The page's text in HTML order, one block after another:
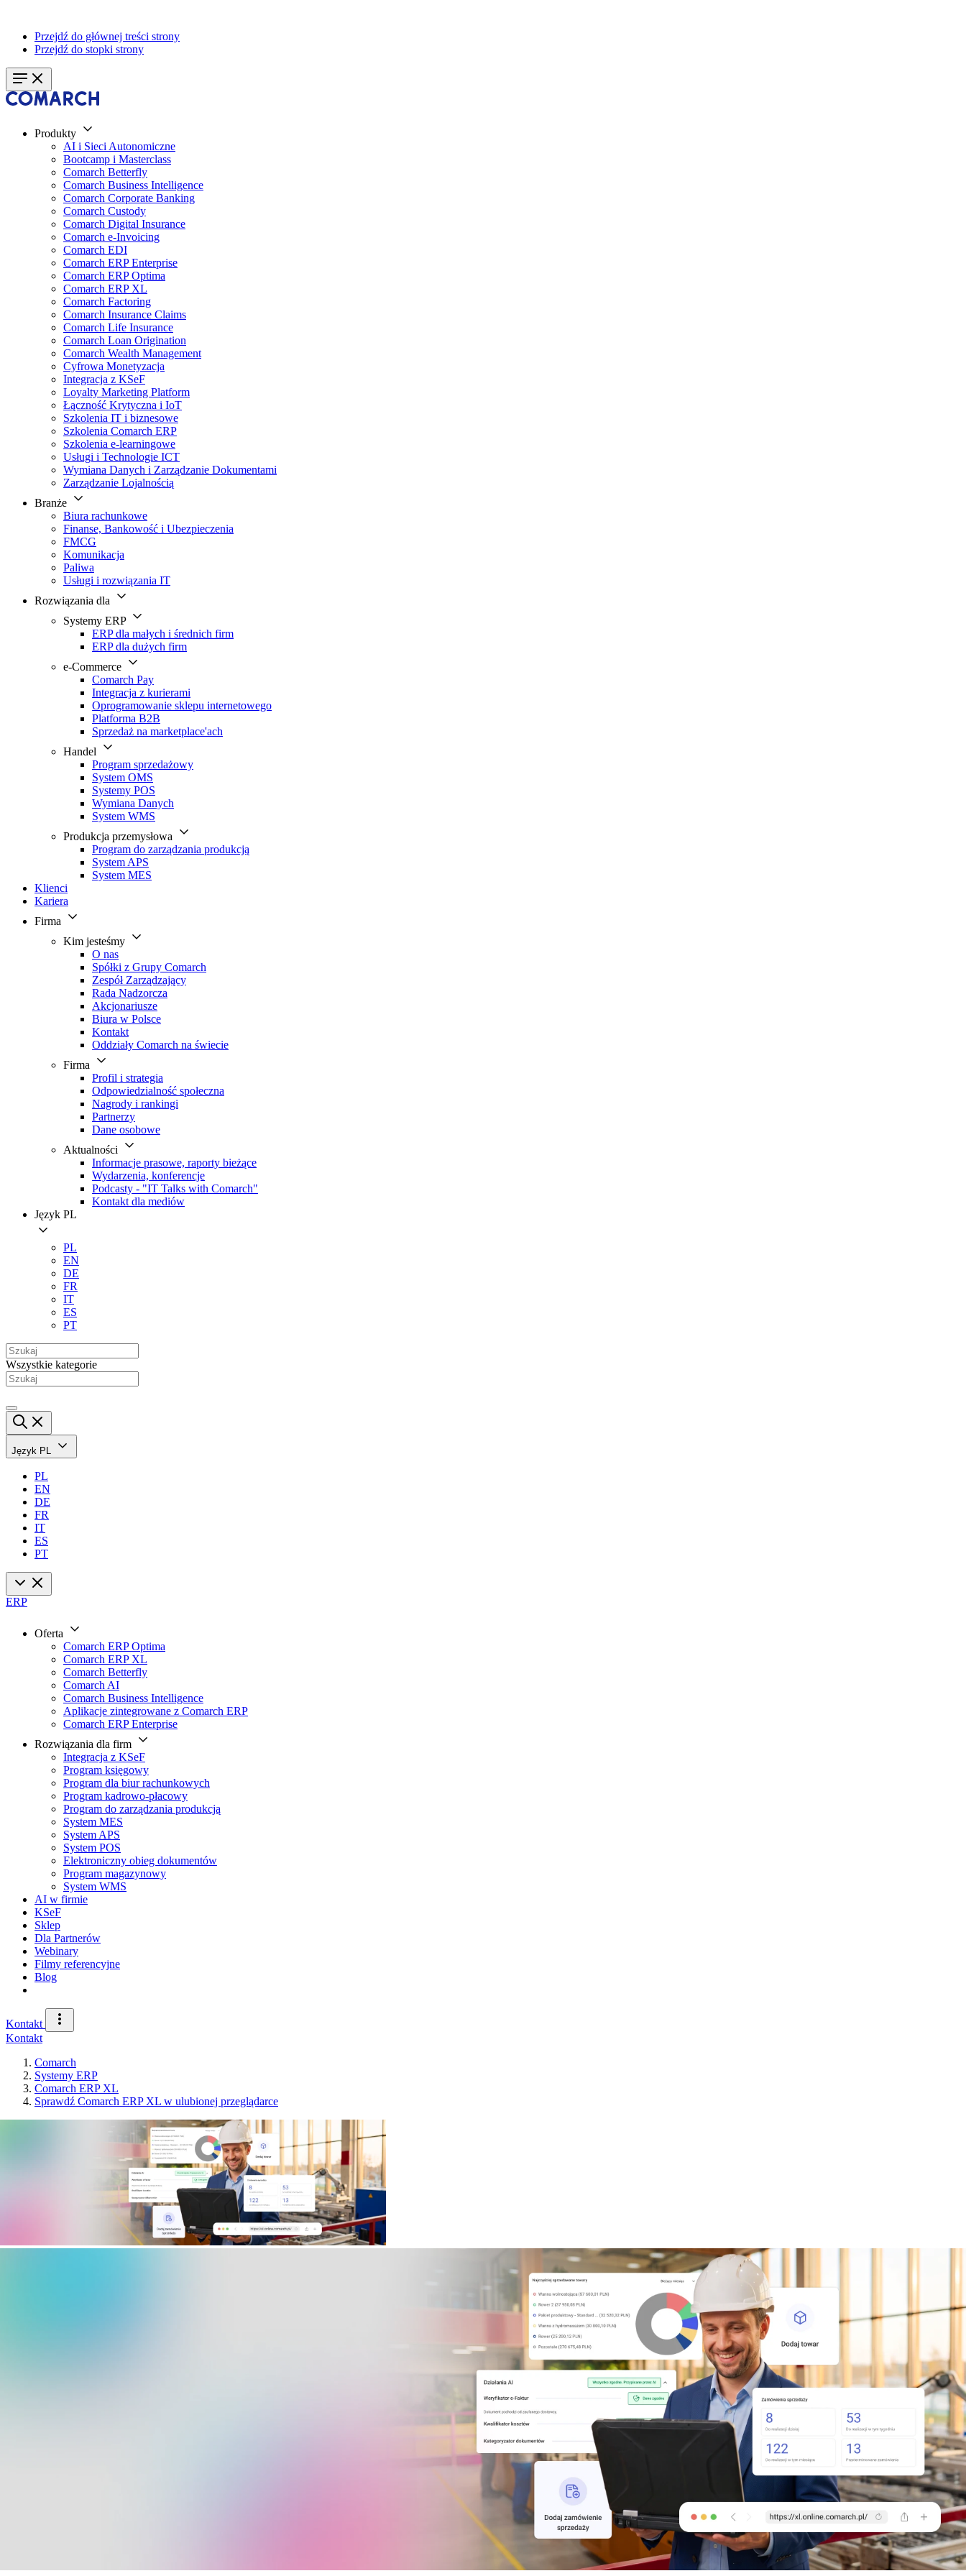
Przejdź do głównej treści strony
Przejdź do stopki strony
Produkty
AI i Sieci Autonomiczne
Bootcamp i Masterclass
Comarch Betterfly
Comarch Business Intelligence
Comarch Corporate Banking
Comarch Custody
Comarch Digital Insurance
Comarch e-Invoicing
Comarch EDI
Comarch ERP Enterprise
Comarch ERP Optima
Comarch ERP XL
Comarch Factoring
Comarch Insurance Claims
Comarch Life Insurance
Comarch Loan Origination
Comarch Wealth Management
Cyfrowa Monetyzacja
Integracja z KSeF
Loyalty Marketing Platform
Łączność Krytyczna i IoT
Szkolenia IT i biznesowe
Szkolenia Comarch ERP
Szkolenia e-learningowe
Usługi i Technologie ICT
Wymiana Danych i Zarządzanie Dokumentami
Zarządzanie Lojalnością
Branże
Biura rachunkowe
Finanse, Bankowość i Ubezpieczenia
FMCG
Komunikacja
Paliwa
Usługi i rozwiązania IT
Rozwiązania dla
Systemy ERP
ERP dla małych i średnich firm
ERP dla dużych firm
e-Commerce
Comarch Pay
Integracja z kurierami
Oprogramowanie sklepu internetowego
Platforma B2B
Sprzedaż na marketplace'ach
Handel
Program sprzedażowy
System OMS
Systemy POS
Wymiana Danych
System WMS
Produkcja przemysłowa
Program do zarządzania produkcją
System APS
System MES
Klienci
Kariera
Firma
Kim jesteśmy
O nas
Spółki z Grupy Comarch
Zespół Zarządzający
Rada Nadzorcza
Akcjonariusze
Biura w Polsce
Kontakt
Oddziały Comarch na świecie
Firma
Profil i strategia
Odpowiedzialność społeczna
Nagrody i rankingi
Partnerzy
Dane osobowe
Aktualności
Informacje prasowe, raporty bieżące
Wydarzenia, konferencje
Podcasty - "IT Talks with Comarch"
Kontakt dla mediów
Język PL
PL
EN
DE
FR
IT
ES
PT
Wszystkie kategorie
Język PL
PL
EN
DE
FR
IT
ES
PT
ERP
Oferta
Comarch ERP Optima
Comarch ERP XL
Comarch Betterfly
Comarch AI
Comarch Business Intelligence
Aplikacje zintegrowane z Comarch ERP
Comarch ERP Enterprise
Rozwiązania dla firm
Integracja z KSeF
Program księgowy
Program dla biur rachunkowych
Program kadrowo-płacowy
Program do zarządzania produkcją
System MES
System APS
System POS
Elektroniczny obieg dokumentów
Program magazynowy
System WMS
AI w firmie
KSeF
Sklep
Dla Partnerów
Webinary
Filmy referencyjne
Blog
Kontakt
Kontakt
Comarch
Systemy ERP
Comarch ERP XL
Sprawdź Comarch ERP XL w ulubionej przeglądarce